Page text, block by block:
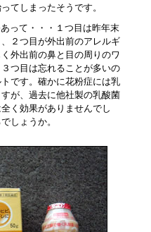
てしまったそうです。
って・・・１つ目は昨年末
、２つ目が外出前のアレルギ
外出前の鼻と目の周りのワ
つ目は忘れることが多いの
です。確かに花粉症には乳
が、過去に他社製の乳酸菌
く効果がありませんでし
しょうか。